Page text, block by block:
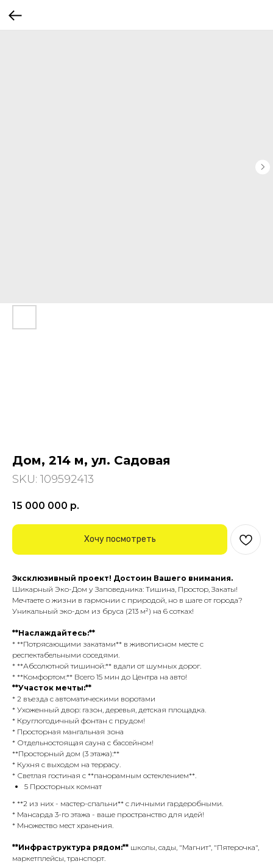
Дом, 214 м, ул. Садовая
SKU: 109592413
15 000 000 р.
Хочу посмотреть
Эксклюзивный проект! Достоин Вашего внимания.
Шикарный Эко-Дом у Заповедника: Тишина, Простор, Закаты!
Мечтаете о жизни в гармонии с природой, но в шаге от города?
Уникальный эко-дом из бруса (213 м²) на 6 сотках!
**Наслаждайтесь:**
* **Потрясающими закатами** в живописном месте с
респектабельными соседями.
* **Абсолютной тишиной:** вдали от шумных дорог.
* **Комфортом:** Всего 15 мин до Центра на авто!
**Участок мечты:**
* 2 въезда с автоматическими воротами
* Ухоженный двор: газон, деревья, детская площадка.
* Круглогодичный фонтан с прудом!
* Просторная мангальная зона
* Отдельностоящая сауна с бассейном!
**Просторный дом (3 этажа):**
* Кухня с выходом на террасу.
* Светлая гостиная с **панорамным остеклением**.
5 Просторных комнат
* **2 из них - мастер-спальни** с личными гардеробными.
* Мансарда 3-го этажа - ваше пространство для идей!
* Множество мест хранения.
**Инфраструктура рядом:** школы, сады, "Магнит", "Пятерочка",
маркетплейсы, транспорт.